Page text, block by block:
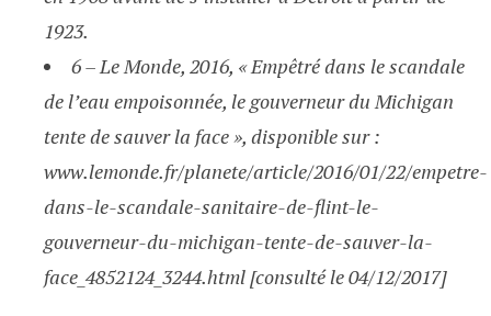
1923.
6 – Le Monde, 2016, « Empêtré dans le scandale
de l’eau empoisonnée, le gouverneur du Michigan
tente de sauver la face », disponible sur :
www.lemonde.fr/planete/article/2016/01/22/empetre-
dans-le-scandale-sanitaire-de-flint-le-
gouverneur-du-michigan-tente-de-sauver-la-
face_4852124_3244.html [consulté le 04/12/2017]